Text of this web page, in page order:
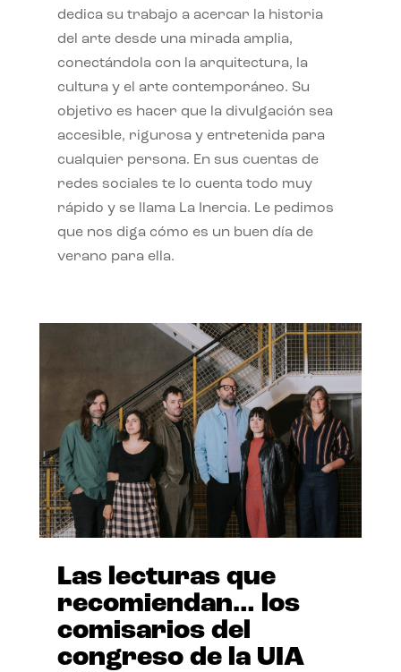
dedica su trabajo a acercar la historia
del arte desde una mirada amplia,
conectándola con la arquitectura, la
cultura y el arte contemporáneo. Su
objetivo es hacer que la divulgación sea
accesible, rigurosa y entretenida para
cualquier persona. En sus cuentas de
redes sociales te lo cuenta todo muy
rápido y se llama La Inercia. Le pedimos
que nos diga cómo es un buen día de
verano para ella.
Las lecturas que
recomiendan… los
comisarios del
congreso de la UIA